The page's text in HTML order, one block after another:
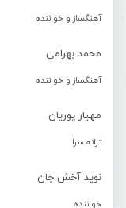
آهنگساز و خواننده
محمد بهرامی
آهنگساز و خواننده
مهیار پوریان
ترانه سرا
نوید آخش جان
خواننده